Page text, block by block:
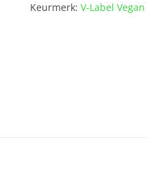
Keurmerk:V-Label Vegan